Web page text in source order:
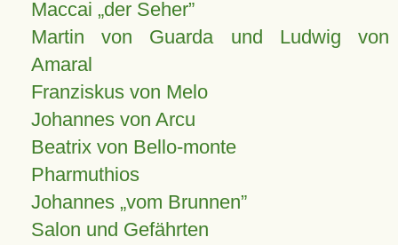
Maccai „der Seher”
Martin von Guarda und Ludwig von
Amaral
Franziskus von Melo
Johannes von Arcu
Beatrix von Bello-monte
Pharmuthios
Johannes vom Brunnen
Salon und Gefährten